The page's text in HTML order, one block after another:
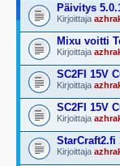
Päivitys
Kirjoittaja
Mixu voitti
Kirjoittaja
SC2FI 15V
Kirjoittaja
SC2FI 15V
Kirjoittaja
StarCraft2.fi
Kirjoittaja